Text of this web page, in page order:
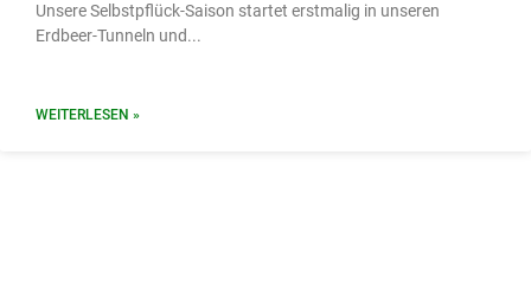
Unsere Selbstpflück-Saison startet erstmalig in unseren
Erdbeer-Tunneln und
WEITERLESEN »